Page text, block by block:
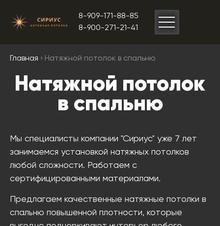
8-909-171-88-85
8-900-271-21-41
Главная › Натяжной потолок в спальню
Натяжной потолок
в спальню
Мы специалисты компании "Сириус" уже 7 лет
занимаемся установкой натяжных потолков
любой сложности. Работаем с
сертифицированными материалами.
Предлагаем качественные натяжные потолки в
спальню повышенной плотности, которые